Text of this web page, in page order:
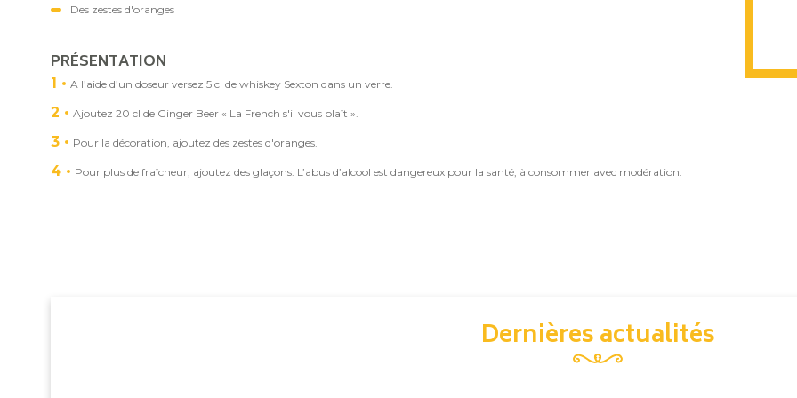
Des zestes d'oranges
PRÉSENTATION
1 A l’aide d’un doseur versez 5 cl de whiskey Sexton dans un verre.
2 Ajoutez 20 cl de Ginger Beer « La French s'il vous plaît ».
3 Pour la décoration, ajoutez des zestes d'oranges.
4 Pour plus de fraîcheur, ajoutez des glaçons. L’abus d’alcool est dangereux pour la santé, à consommer avec modération.
Dernières actualités